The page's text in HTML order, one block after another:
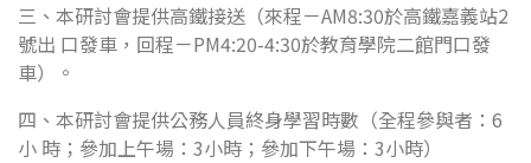
三、本研討會提供高鐵接送（來程－AM8:30於高鐵嘉義站2
號出 口發車，回程－PM4:20-4:30於教育學院二館門口發
車）。
四、本研討會提供公務人員終身學習時數（全程參與者：6
小 時；參加上午場：3小時；參加下午場：3小時）